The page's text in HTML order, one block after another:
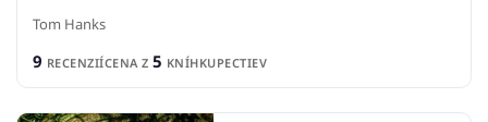
Tom Hanks
9 RECENZIÍCENA Z 5 KNÍHKUPECTIEV